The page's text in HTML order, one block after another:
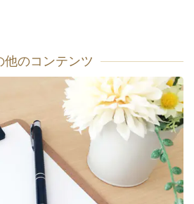
他のコンテンツ